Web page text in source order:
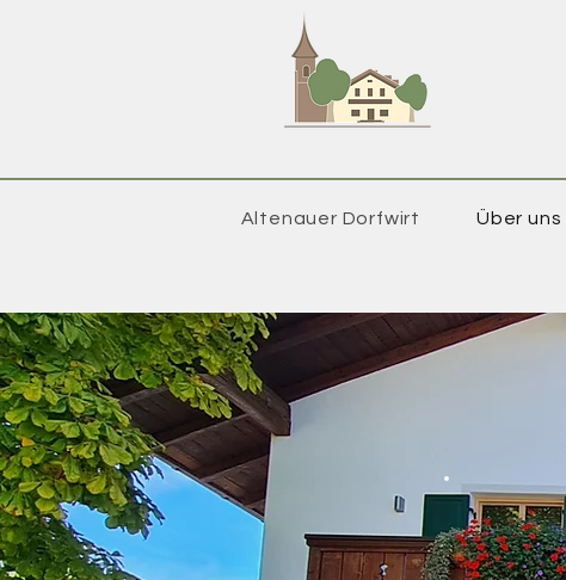
Altenauer Dorfwirt Über uns